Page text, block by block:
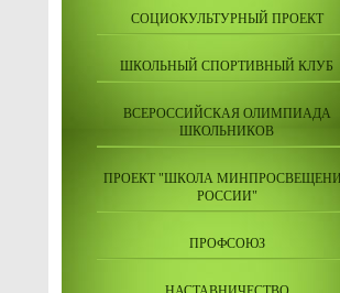
СОЦИОКУЛЬТУРНЫЙ ПРОЕКТ
ШКОЛЬНЫЙ СПОРТИВНЫЙ КЛУБ
ВСЕРОССИЙСКАЯ ОЛИМПИАДА
ШКОЛЬНИКОВ
ПРОЕКТ "ШКОЛА
РОССИИ"
ПРОФСОЮЗ